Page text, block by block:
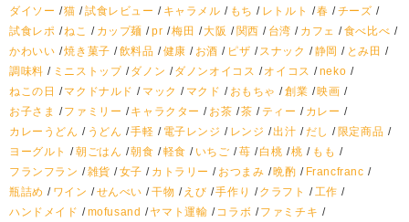
ダイソー
猫 試食レビュー キャラメル もち レトルト 春
チーズ
試食レポ ねこ カップ麺 pr 梅田 大阪 関西 台湾 カフェ
食べ比べ
かわいい 焼き菓子 飲料品 健康 お酒 ピザ スナック 静岡
とみ田
調味料
ミニストップ ダノン ダノンオイコス オイコス
neko
ねこの日
マクドナルド マック マクド おもちゃ 創業 映画
お子さま
ファミリー キャラクター お茶 茶 ティー
カレー
カレーうどん
うどん 手軽 電子レンジ レンジ 出汁 だし
限定商品
ヨーグルト
朝ごはん 朝食 軽食 いちご 苺 白桃 桃
もも
フランフラン
雑貨 女子 カトラリー おつまみ 晩酌
Francfranc
瓶詰め
ワイン せんべい 干物 えび 手作り クラフト
工作
ハンドメイド
mofusand ヤマト運輸 コラボ
ファミチキ